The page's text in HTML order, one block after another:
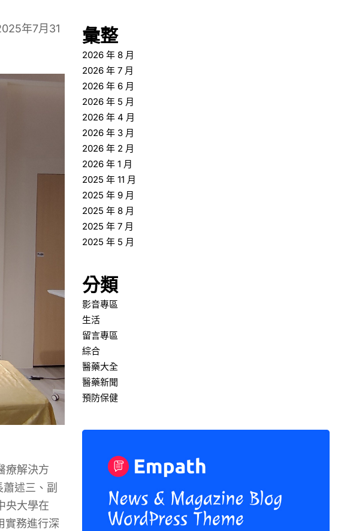
年7月31
療解決方
述三、副
央大學在
實務進行深
彙整
2026 年 8 月
2026 年 7 月
2026 年 6 月
2026 年 5 月
2026 年 4 月
2026 年 3 月
2026 年 2 月
2026 年 1 月
2025 年 11 月
2025 年 9 月
2025 年 8 月
2025 年 7 月
2025 年 5 月
分類
影音專區
生活
留言專區
綜合
醫藥大全
醫藥新聞
預防保健